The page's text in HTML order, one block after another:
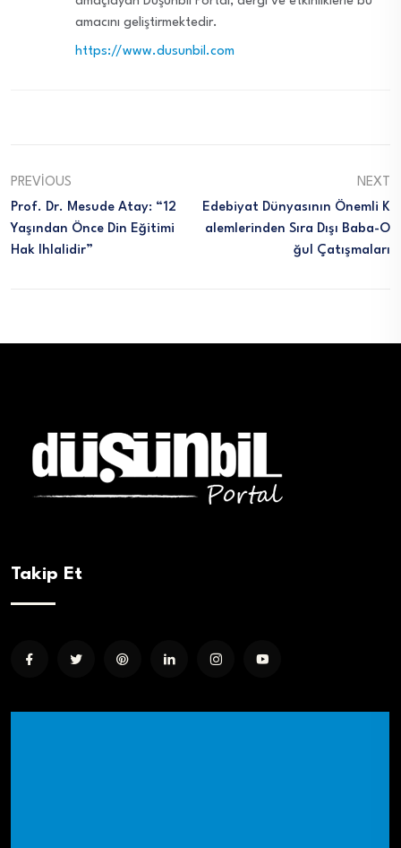
amacını geliştirmektedir.
https://www.dusunbil.com
PREVIOUS
Prof. Dr. Mesude Atay: “12
Yaşından Önce Din Eğitimi
Hak Ihlalidir”
NEXT
Edebiyat Dünyasının Önemli K
Alemlerinden Sıra Dışı Baba-O
Ğul Çatışmaları
Takip Et